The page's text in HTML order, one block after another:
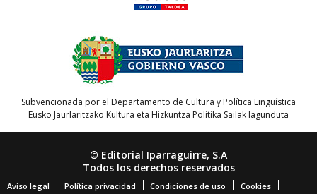
Subvencionada por el Departamento de Cultura y Política Lingüística
Eusko Jaurlaritzako Kultura eta Hizkuntza Politika Sailak lagunduta
© Editorial Iparraguirre, S.A
Todos los derechos reservados
Aviso legal Política privacidad Condiciones de uso Cookies